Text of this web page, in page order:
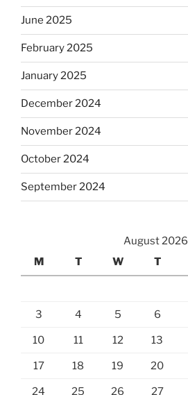
June 2025
February 2025
January 2025
December 2024
November 2024
October 2024
September 2024
August 2026
M
T W T
3 4 5 6
10 11 12 13
17 18 19 20
24 25 26 27